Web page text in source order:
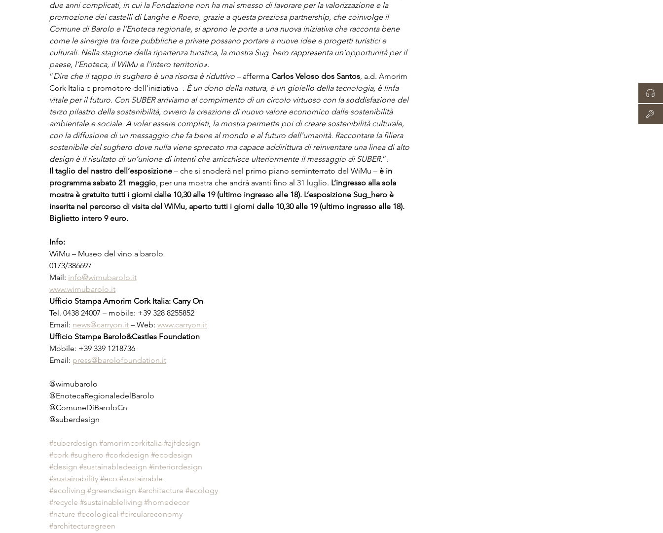
due anni complicati, in cui la Fondazione non ha mai smesso di lavorare per la valorizzazione e la
promozione dei castelli di Langhe e Roero, grazie a questa preziosa partnership, che coinvolge il
Comune di Barolo e l’Enoteca regionale, si aprono le porte a una nuova iniziativa che racconta bene
come le sinergie tra forze pubbliche e private possano portare a nuove idee e progetti turistici e
culturali. Nella stagione della ripartenza turistica, la mostra Sug_hero rappresenta un’opportunità per il
paese, l’Enoteca, il WiMu e l’intero territorio».
“Dire che il tappo in sughero è una risorsa è riduttivo – afferma Carlos Veloso dos Santos, a.d. Amorim
Cork Italia e promotore dell’iniziativa -. È un dono della natura, è un gioiello della tecnologia, è linfa
vitale per il futuro. Con SUBER arriviamo al compimento di un circolo virtuoso con la soddisfazione del
terzo pilastro della sostenibilità, ovvero la creazione di nuovo valore economico dalle sostenibilità
ambientale e sociale. A voler essere completi, la mostra permette poi di creare sostenibilità culturale,
con la diffusione di un messaggio che fa bene al mondo e al futuro dell’umanità. Raccontare la filiera
sostenibile del sughero dove nulla viene sprecato ma capace addirittura di reinventare una linea di alto
design è il risultato di un’unione di intenti che arricchisce ulteriormente il messaggio di SUBER.”.
Il taglio del nastro dell’esposizione – che si snoderà nel primo piano seminterrato del WiMu – è in
programma sabato 21 maggio, per una mostra che andrà avanti fino al 31 luglio. L’ingresso alla sola
mostra è gratuito tutti i giorni dalle 10,30 alle 19 (ultimo ingresso alle 18). L’esposizione Sug_hero è
inserita nel percorso di visita del WiMu, aperto tutti i giorni dalle 10,30 alle 19 (ultimo ingresso alle 18).
Biglietto intero 9 euro.
Info:
WiMu – Museo del vino a barolo
0173/386697
Mail: info@wimubarolo.it
www.wimubarolo.it
Ufficio Stampa Amorim Cork Italia: Carry On
Tel. 0438 24007 – mobile: +39 328 8255852
Email: news@carryon.it – Web: www.carryon.it
Ufficio Stampa Barolo&Castles Foundation
Mobile: +39 339 1218736
Email: press@barolofoundation.it
@wimubarolo
@EnotecaRegionaledelBarolo
@ComuneDiBaroloCn
@suberdesign
#suberdesign #amorimcorkitalia #ajfdesign
#cork #sughero #corkdesign #ecodesign
#design #sustainabledesign #interiordesign
#sustainability #eco #sustainable
#ecoliving #greendesign #architecture #ecology
#recycle #sustainableliving #homedecor
#nature #ecological #circulareconomy
#architecturegreen